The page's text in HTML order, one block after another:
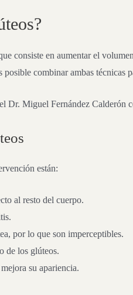
consiste en aumentar el
combinar ambas técnicas
Dr. Miguel Fernández Calderón
están:
al resto del cuerpo.
por lo que son imperceptibles.
de los glúteos.
su apariencia.